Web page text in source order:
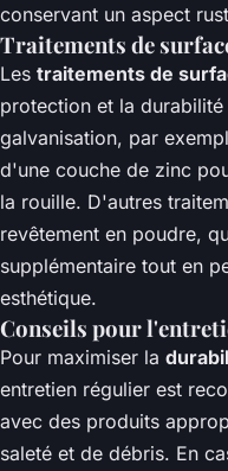
conservant un aspect
Traitements de
Les traitements de
protection et la
galvanisation, par
d'une couche de zinc
la rouille. D'autres
revêtement en poudre,
supplémentaire tout en
esthétique.
Conseils pour
Pour maximiser la
entretien régulier est
avec des produits
saleté et de débris. En